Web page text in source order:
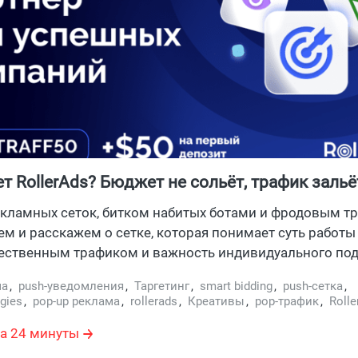
RollerAds? Бюджет не сольёт, трафик
для арбитражников
сеток, битком набитых ботами и фродовым
и расскажем о сетке, которая понимает суть работы
трафиком и важность индивидуального
Крутой клиентский сервис, готовность отвечать
смарт-инструменты оптимизации рекламных
из преимуществ рекламной сети RollerAds,
на работе с самыми эффективными
, push-уведомления, Таргетинг, smart bidding, push-сетка,
, pop-up реклама, rollerads, Креативы, pop-трафик,
24 минуты